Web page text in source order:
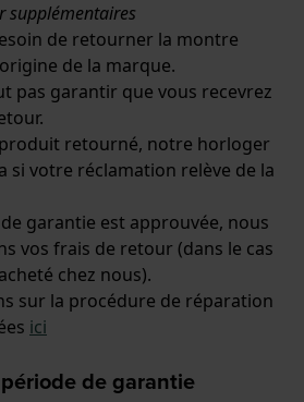
supplémentaires
de retourner la montre
de la marque.
pas garantir que vous recevrez
retourné, notre horloger
si votre réclamation relève de la
garantie est approuvée, nous
vos frais de retour (dans le cas
chez nous).
sur la procédure de réparation
ici
de garantie